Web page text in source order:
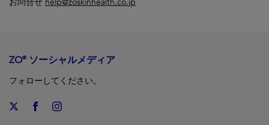
ZO® ソーシャルメディア
フォローしてください。